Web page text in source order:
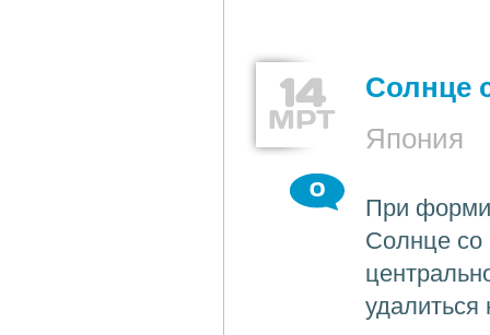
14
МРТ
Солнце
Япония
0
При
Солнце со
удалиться